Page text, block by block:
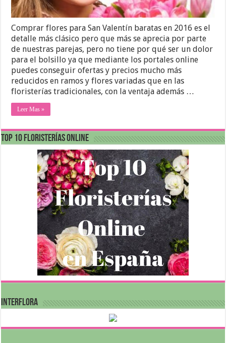
Comprar flores para San Valentín baratas en 2016 es el
detalle más clásico pero que más se aprecia por parte
de nuestras parejas, pero no tiene por qué ser un dolor
para el bolsillo ya que mediante los portales online
puedes conseguir ofertas y precios mucho más
reducidos en ramos y flores variadas que en las
floristerías tradicionales, con la ventaja además …
Leer Mas »
Top 10 Floristerías Online
INTERFLORA